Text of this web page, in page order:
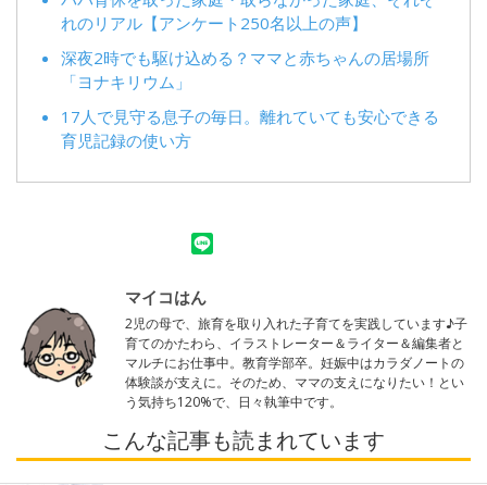
れのリアル【アンケート250名以上の声】
深夜2時でも駆け込める？ママと赤ちゃんの居場所
「ヨナキリウム」
17人で見守る息子の毎日。離れていても安心できる
育児記録の使い方
マイコはん
2児の母で、旅育を取り入れた子育てを実践しています♪子
育てのかたわら、イラストレーター＆ライター＆編集者と
マルチにお仕事中。教育学部卒。妊娠中はカラダノートの
体験談が支えに。そのため、ママの支えになりたい！とい
う気持ち120%で、日々執筆中です。
こんな記事も読まれています